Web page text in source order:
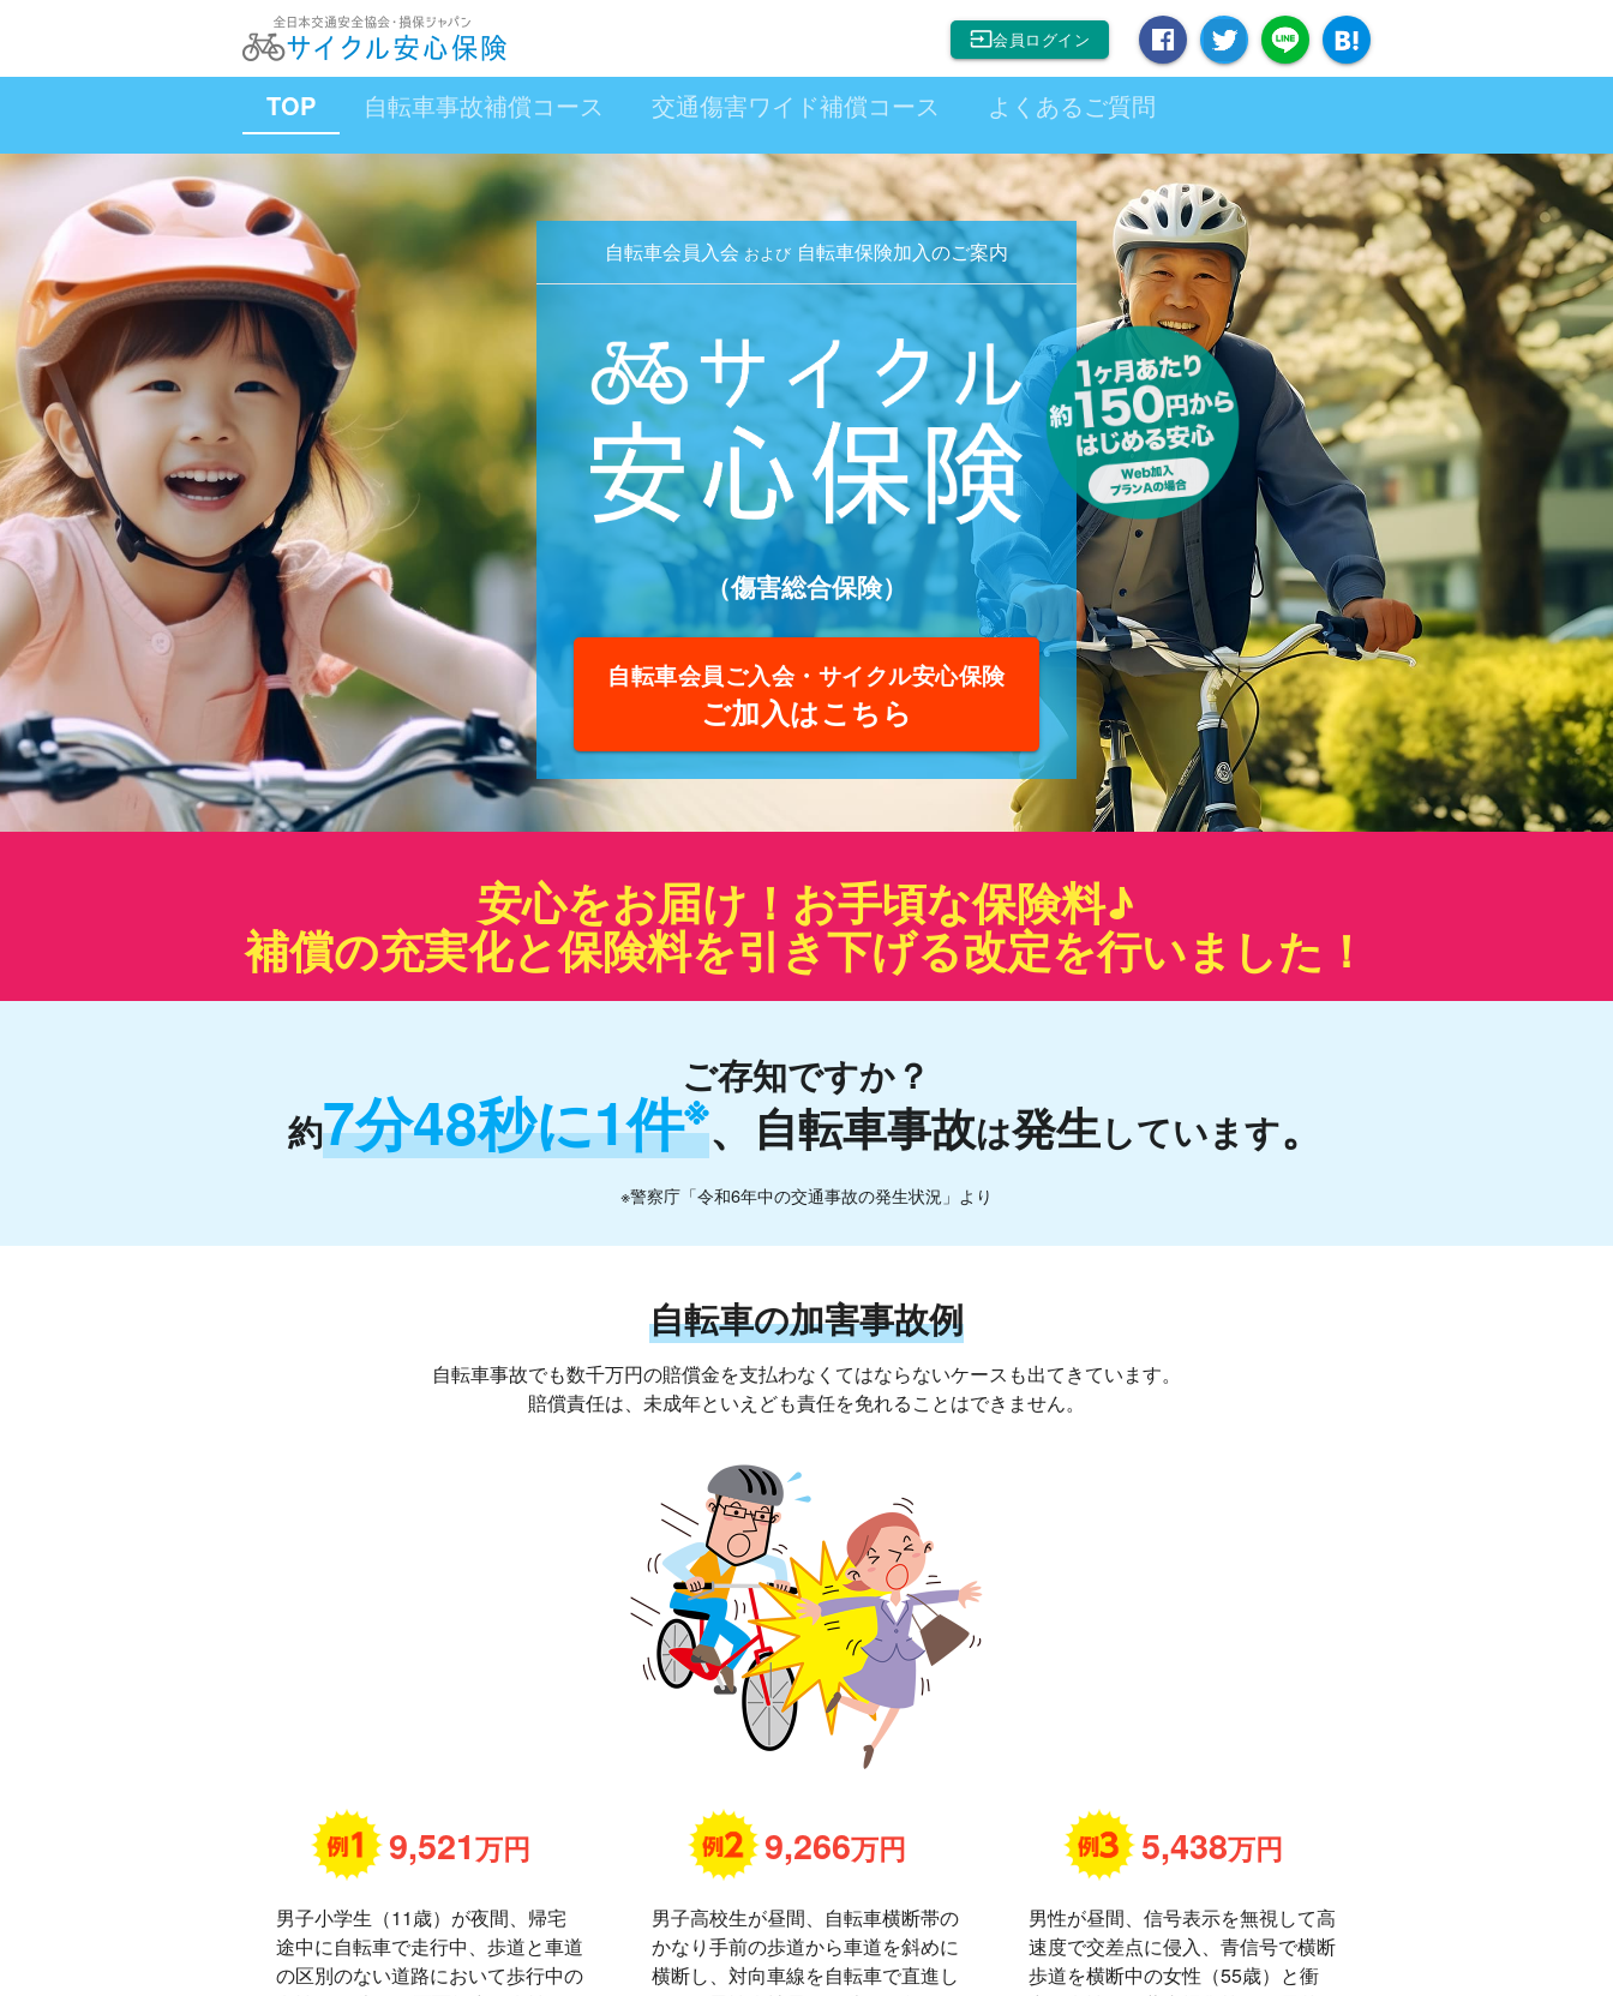
input会員ログイン
TOP 自転車事故補償コース 交通傷害ワイド補償コース
よくあるご質問
お問い合わせ
自転車会員入会 および 自転車保険加入のご案内
（傷害総合保険）
自転車会員ご入会・サイクル安心保険
ご加入はこちら
安心をお届け！お手頃な保険料♪
補償の充実化と保険料を引き下げる改定を行いました！
ご存知ですか？
約7分48秒に1件※、 自転車事故は発生しています。
※警察庁「令和6年中の交通事故の発生状況」より
自転車の加害事故例
自転車事故でも数千万円の賠償金を支払わなくてはならないケースも出てきています。
賠償責任は、未成年といえども責任を免れることはできません。
9,521万円
男子小学生（11歳）が夜間、帰宅
途中に自転車で走行中、歩道と車道
の区別のない道路において歩行中の
9,266万円
男子高校生が昼間、自転車横断帯の
かなり手前の歩道から車道を斜めに
横断し、対向車線を自転車で直進し
5,438万円
男性が昼間、信号表示を無視して高
速度で交差点に侵入、青信号で横断
歩道を横断中の女性（55歳）と衝